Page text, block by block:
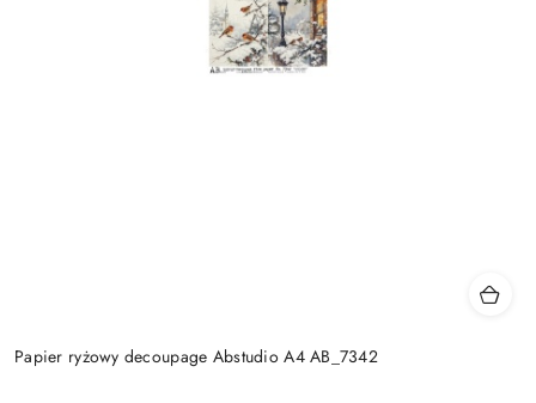
Papier ryżowy decoupage Abstudio A4 AB_7342